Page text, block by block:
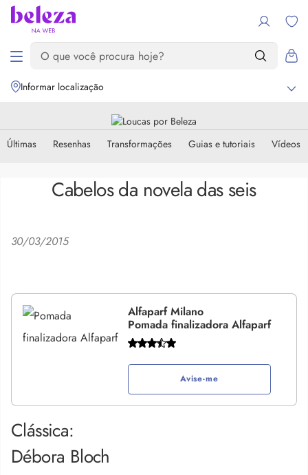
Informar localização
Últimas Resenhas Transformações Guias e tutoriais Vídeos
Cabelos da novela das seis
30/03/2015
Alfaparf Milano
Pomada finalizadora Alfaparf
Avise-me
Clássica:
Débora Bloch